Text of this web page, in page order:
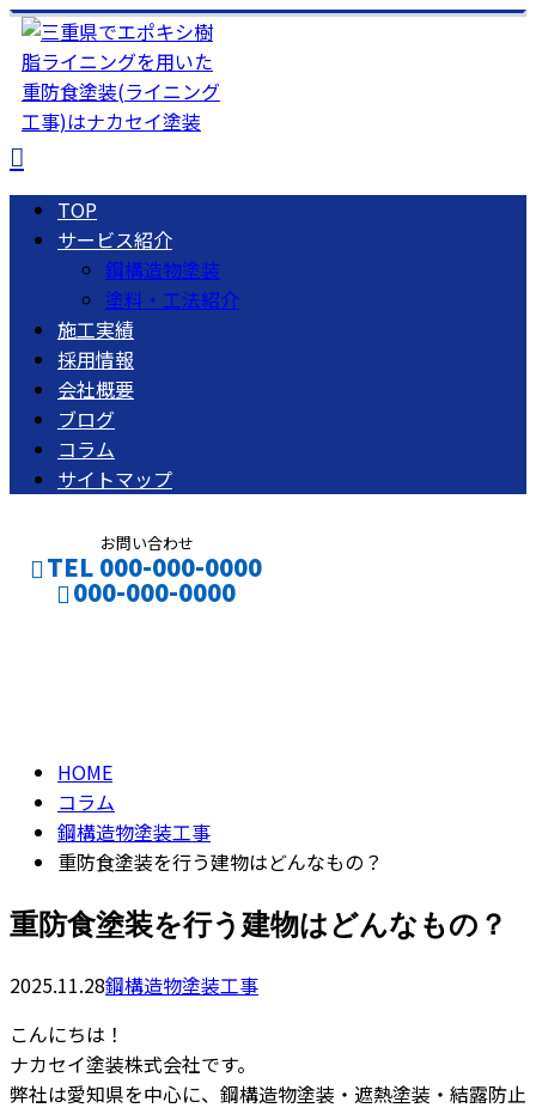
TOP
サービス紹介
鋼構造物塗装
塗料・工法紹介
施工実績
採用情報
会社概要
ブログ
コラム
サイトマップ
お問い合わせ
TEL 000-000-0000
000-000-0000
HOME
コラム
鋼構造物塗装工事
重防食塗装を行う建物はどんなもの？
重防食塗装を行う建物はどんなもの？
2025.11.28鋼構造物塗装工事
こんにちは！
ナカセイ塗装株式会社です。
弊社は愛知県を中心に、鋼構造物塗装・遮熱塗装・結露防止